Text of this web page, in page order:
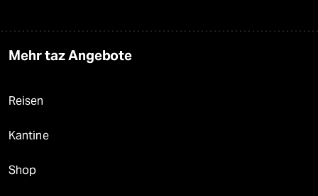
Mehr taz Angebote
Reisen
Kantine
Shop